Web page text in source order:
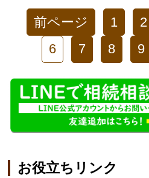
前ページ 1 2
6
7 8 9
お役立ちリンク